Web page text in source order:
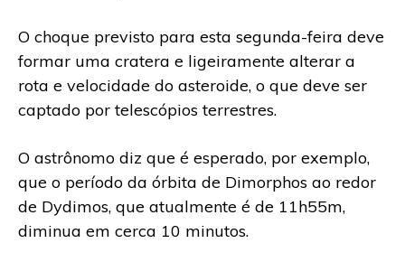
O choque previsto para esta segunda-feira deve
formar uma cratera e ligeiramente alterar a
rota e velocidade do asteroide, o que deve ser
captado por telescópios terrestres.
O astrônomo diz que é esperado, por exemplo,
que o período da órbita de Dimorphos ao redor
de Dydimos, que atualmente é de 11h55m,
diminua em cerca 10 minutos.